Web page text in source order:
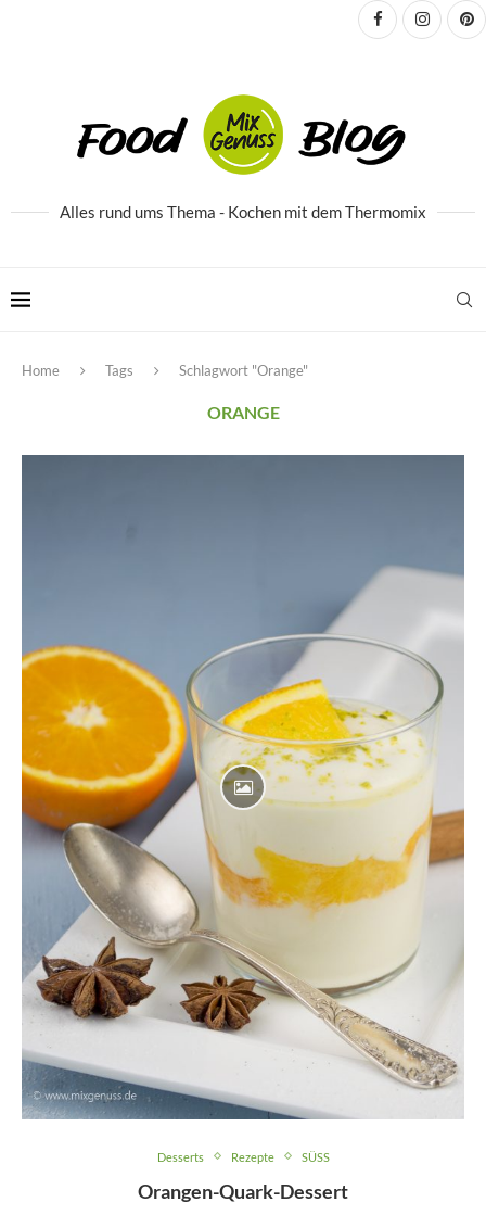
Alles rund ums Thema - Kochen mit dem Thermomix
Home Tags Schlagwort "Orange"
ORANGE
Desserts Rezepte SÜSS
Orangen-Quark-Dessert